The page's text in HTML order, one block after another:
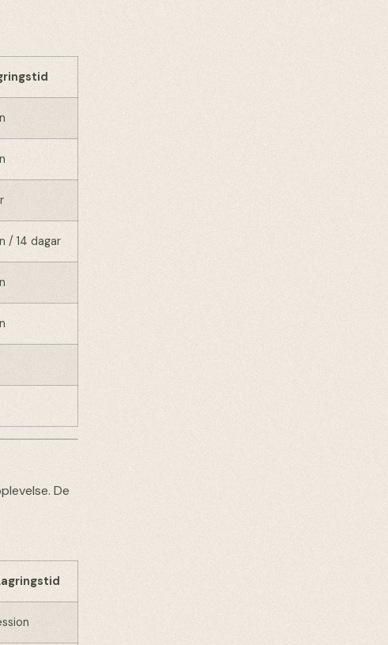
/ 14 dagar
De